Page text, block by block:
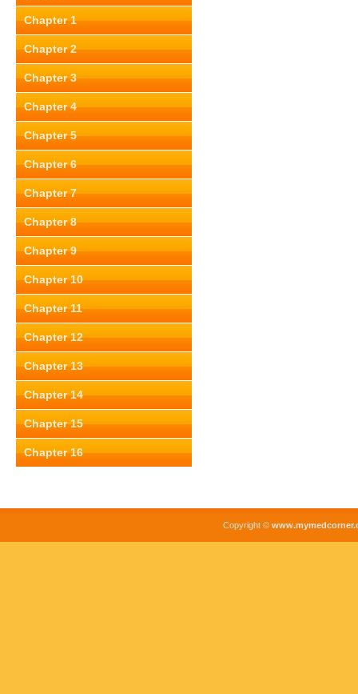
Chapter 1
Chapter 2
Chapter 3
Chapter 4
Chapter 5
Chapter 6
Chapter 7
Chapter 8
Chapter 9
Chapter 10
Chapter 11
Chapter 12
Chapter 13
Chapter 14
Chapter 15
Chapter 16
Copyright ©